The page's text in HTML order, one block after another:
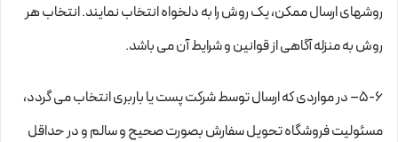
روشهای ارسال ممکن، یک روش را به دلخواه انتخاب نمایند. انتخاب هر
روش به منزله آگاهی از قوانین و شرایط آن می باشد.
۵-۶– در مواردی که ارسال توسط شرکت پست یا باربری انتخاب می گردد،
مسئولیت فروشگاه تحویل سفارش بصورت صحیح و سالم و در حداقل